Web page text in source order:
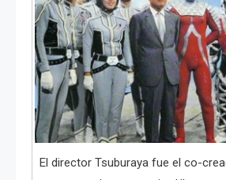
El director Tsuburaya fue el co-